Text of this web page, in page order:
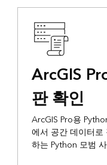
ArcGIS
판 확인
ArcGIS Pro용
에서 공간 데이터
하는 Python 모범